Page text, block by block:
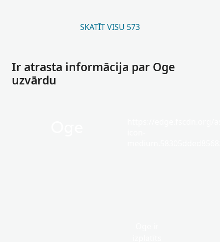
SKATĪT VISU 573
Ir atrasta informācija par Oge
uzvārdu